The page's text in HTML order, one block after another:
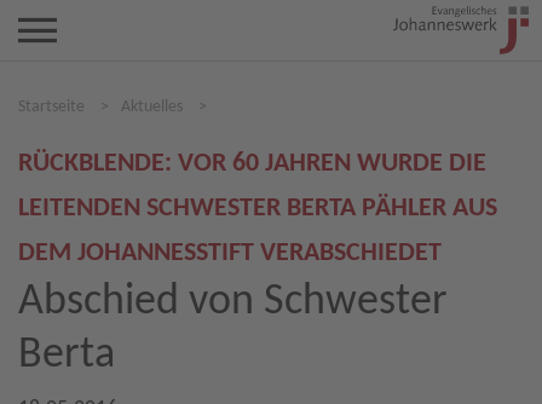
Startseite > Aktuelles >
RÜCKBLENDE: VOR 60 JAHREN WURDE DIE
LEITENDEN SCHWESTER BERTA PÄHLER AUS
DEM JOHANNESSTIFT VERABSCHIEDET
Abschied von Schwester
Berta